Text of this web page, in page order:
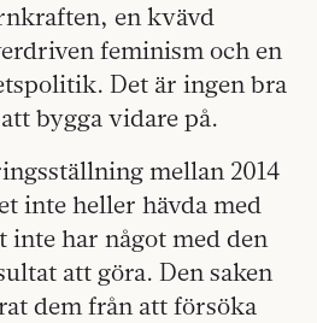
en kvävd
feminism och en
Det är ingen bra
bygga vidare på.
mellan 2014
inte heller hävda med
inte har något med den
att göra. Den saken
dem från att försöka